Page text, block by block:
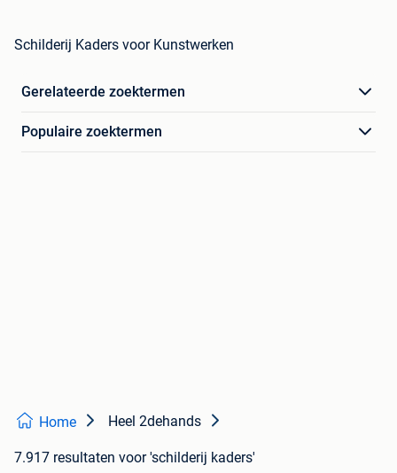
Schilderij Kaders voor Kunstwerken
Gerelateerde zoektermen
Populaire zoektermen
Home Heel 2dehands
7.917 resultaten voor 'schilderij kaders'